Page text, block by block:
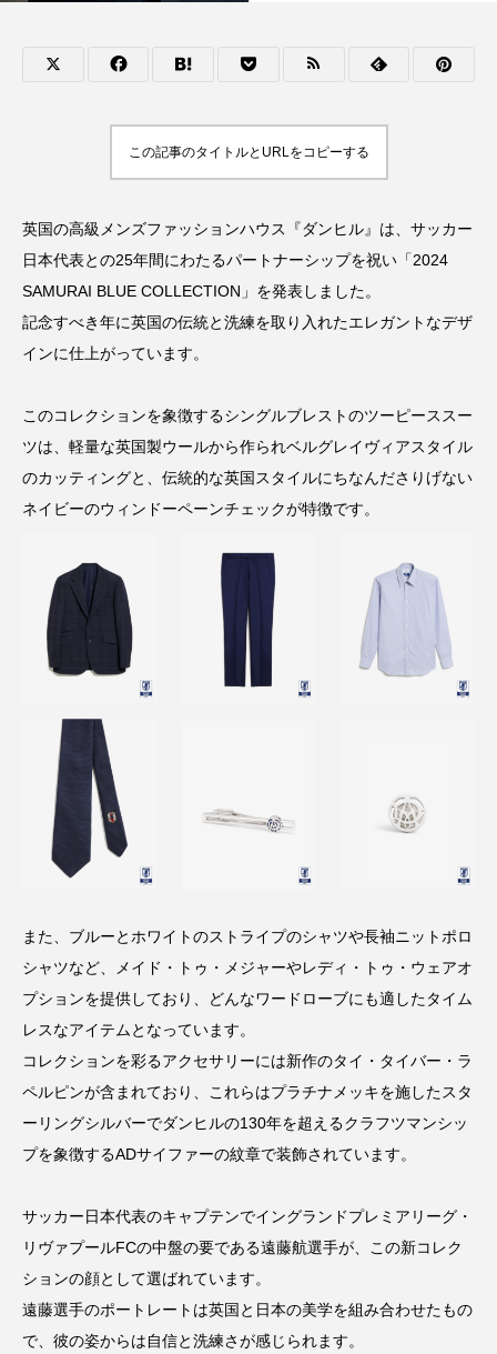
この記事のタイトルとURLをコピーする
英国の高級メンズファッションハウス『ダンヒル』は、サッカー
日本代表との25年間にわたるパートナーシップを祝い「2024
SAMURAI BLUE COLLECTION」を発表しました。
記念すべき年に英国の伝統と洗練を取り入れたエレガントなデザ
インに仕上がっています。
このコレクションを象徴するシングルブレストのツーピーススー
ツは、軽量な英国製ウールから作られベルグレイヴィアスタイル
のカッティングと、伝統的な英国スタイルにちなんださりげない
ネイビーのウィンドーペーンチェックが特徴です。
また、ブルーとホワイトのストライプのシャツや長袖ニットポロ
シャツなど、メイド・トゥ・メジャーやレディ・トゥ・ウェアオ
プションを提供しており、どんなワードローブにも適したタイム
レスなアイテムとなっています。
コレクションを彩るアクセサリーには新作のタイ・タイバー・ラ
ペルピンが含まれており、これらはプラチナメッキを施したスタ
ーリングシルバーでダンヒルの130年を超えるクラフツマンシッ
プを象徴するADサイファーの紋章で装飾されています。
サッカー日本代表のキャプテンでイングランドプレミアリーグ・
リヴァプールFCの中盤の要である遠藤航選手が、この新コレク
ションの顔として選ばれています。
遠藤選手のポートレートは英国と日本の美学を組み合わせたもの
で、彼の姿からは自信と洗練さが感じられます。